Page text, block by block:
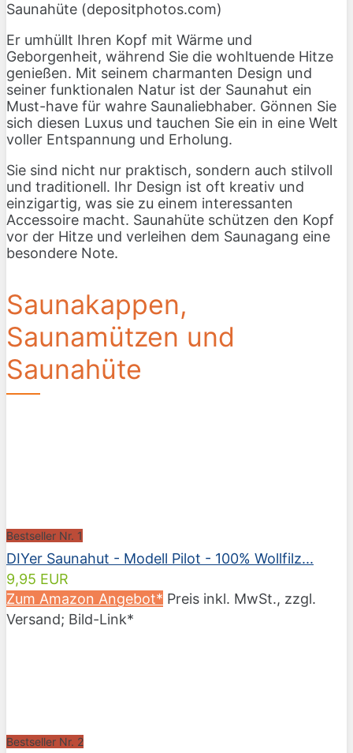
Saunahüte (depositphotos.com)
Er umhüllt Ihren Kopf mit Wärme und
Geborgenheit, während Sie die wohltuende Hitze
genießen. Mit seinem charmanten Design und
seiner funktionalen Natur ist der Saunahut ein
Must-have für wahre Saunaliebhaber. Gönnen Sie
sich diesen Luxus und tauchen Sie ein in eine Welt
voller Entspannung und Erholung.
Sie sind nicht nur praktisch, sondern auch stilvoll
und traditionell. Ihr Design ist oft kreativ und
einzigartig, was sie zu einem interessanten
Accessoire macht. Saunahüte schützen den Kopf
vor der Hitze und verleihen dem Saunagang eine
besondere Note.
Saunakappen,
Saunamützen und
Saunahüte
Bestseller Nr. 1
DIYer Saunahut - Modell Pilot - 100% Wollfilz...
9,95 EUR
Zum Amazon Angebot* Preis inkl. MwSt., zzgl.
Versand; Bild-Link*
Bestseller Nr. 2